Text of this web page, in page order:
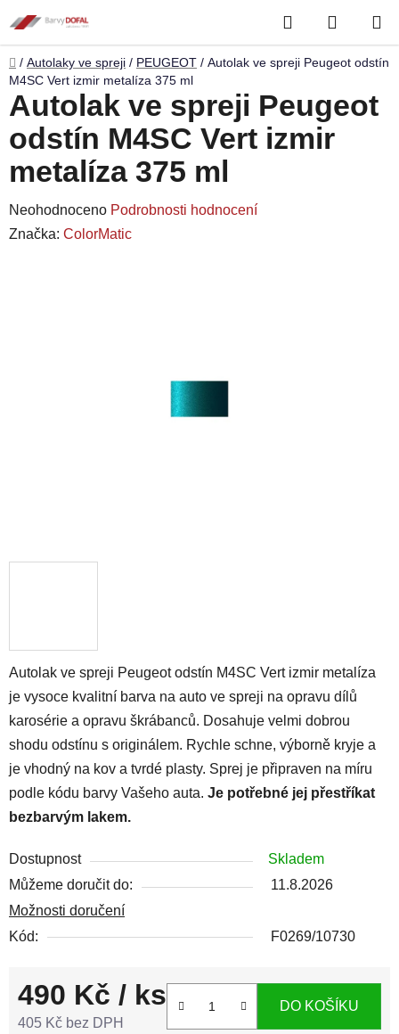
na
obsah
Hledat
KOŠÍK
Domů
/ Autolaky ve spreji / PEUGEOT / Autolak ve spreji Peugeot odstín
M4SC Vert izmir metalíza 375 ml
Autolak ve spreji Peugeot odstín M4SC Vert izmir metalíza
je vysoce kvalitní barva na auto ve spreji na opravu dílů
karosérie a opravu škrábanců. Dosahuje velmi dobrou
shodu odstínu s originálem. Rychle schne, výborně kryje a
je vhodný na kov a tvrdé plasty. Sprej je připraven na míru
podle kódu barvy Vašeho auta. Je potřebné jej přestříkat
bezbarvým lakem.
Dostupnost
Skladem
Můžeme doručit do:
11.8.2026
Možnosti doručení
Kód:
F0269/10730
490 Kč / ks
405 Kč bez DPH
DO KOŠÍKU
Autolak ve spreji Peugeot
odstín M4SC Vert izmir
metalíza 375 ml
Průměrné
hodnocení
Neohodnoceno Podrobnosti hodnocení
Značka: ColorMatic